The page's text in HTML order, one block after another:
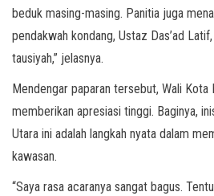
beduk masing-masing. Panitia juga
pendakwah kondang, Ustaz Das’ad
tausiyah,” jelasnya.
Mendengar paparan tersebut, Wali Kota
memberikan apresiasi tinggi. Baginya,
Utara ini adalah langkah nyata dalam
kawasan.
“Saya rasa acaranya sangat bagus.